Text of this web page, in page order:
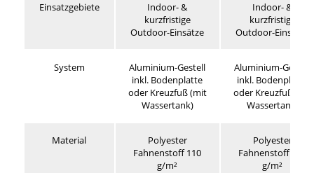
Einsatzgebiete
Indoor- &
kurzfristige
Outdoor-Einsätze
Indoor- &
kurzfristige
Outdoor-Einsätze
System
Aluminium-Gestell
inkl. Bodenplatte
oder Kreuzfuß (mit
Wassertank)
Aluminium-Gestell
inkl. Bodenplatte
oder Kreuzfuß (mit
Wassertank)
Material
Polyester
Fahnenstoff 110
g/m²
Polyester
Fahnenstoff 110
g/m²